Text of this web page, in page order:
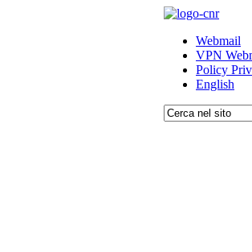
Webmail
VPN
Policy
English